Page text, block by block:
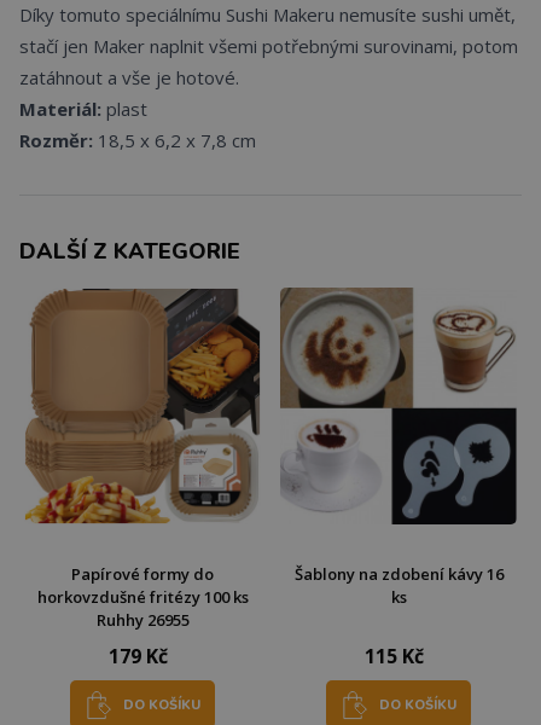
Díky tomuto speciálnímu Sushi Makeru nemusíte sushi umět,
stačí jen Maker naplnit všemi potřebnými surovinami, potom
zatáhnout a vše je hotové.
Materiál: plast
Rozměr: 18,5 x 6,2 x 7,8 cm
DALŠÍ Z KATEGORIE
Papírové formy do
horkovzdušné fritézy 100 ks
Ruhhy 26955
179 Kč
DO KOŠÍKU
Šablony na zdobení kávy 16
ks
115 Kč
DO KOŠÍKU